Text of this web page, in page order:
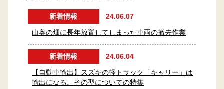
新着情報 24.06.07
山奥の畑に長年放置してしまった車両の撤去作業
新着情報 24.06.04
【自動車輸出】スズキの軽トラック「キャリー」は
輸出になる。その型についての特集